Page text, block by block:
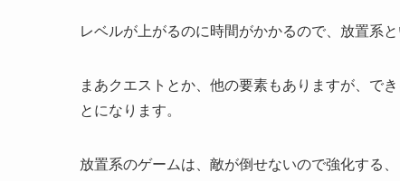
レベルが上がるのに時間がかかるので、放置系
まあクエストとか、他の要素もありますが、で
とになります。
放置系のゲームは、敵が倒せないので強化する